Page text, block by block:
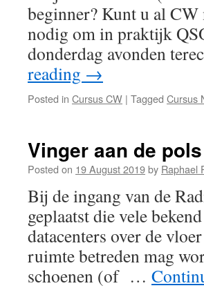
beginner? Kunt u al
nodig om in praktijk
donderdag avonden
reading →
Posted in Cursus CW | Tagged Cursus
Vinger aan de pols
Posted on 19 August 2019by Raphael
Bij de ingang van de
geplaatst die vele
datacenters over de
ruimte betreden mag
schoenen (of …